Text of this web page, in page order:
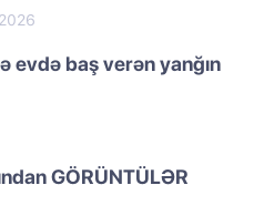
evdə baş verən yanğın
GÖRÜNTÜLƏR